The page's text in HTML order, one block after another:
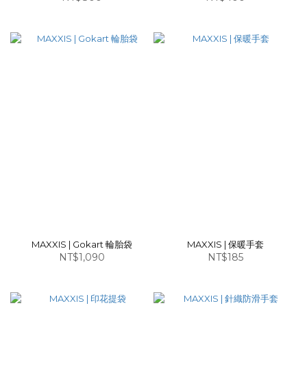
MAXXIS | Gokart 輪胎袋
NT$1,090
MAXXIS | 保暖手套
NT$185